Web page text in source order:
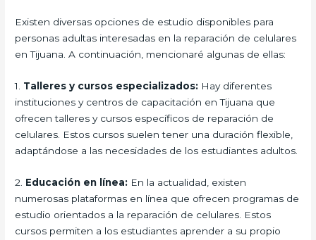
Existen diversas opciones de estudio disponibles para
personas adultas interesadas en la reparación de celulares
en Tijuana. A continuación, mencionaré algunas de ellas:
1. Talleres y cursos especializados: Hay diferentes
instituciones y centros de capacitación en Tijuana que
ofrecen talleres y cursos específicos de reparación de
celulares. Estos cursos suelen tener una duración flexible,
adaptándose a las necesidades de los estudiantes adultos.
2. Educación en línea: En la actualidad, existen
numerosas plataformas en línea que ofrecen programas de
estudio orientados a la reparación de celulares. Estos
cursos permiten a los estudiantes aprender a su propio